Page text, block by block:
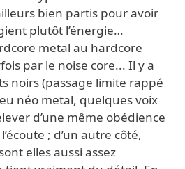
bien partis pour avoir
plutôt l’énergie…
metal au hardcore
par le noise core... Il y a
noirs (passage limite rappé
néo metal, quelques voix
d’une même obédience
; d’un autre côté,
elles aussi assez